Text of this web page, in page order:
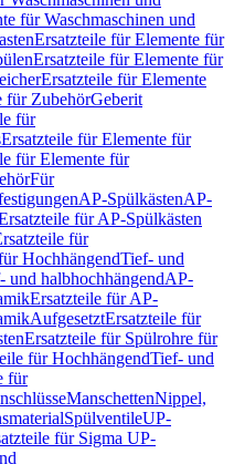
für Waschmaschinen und
Ersatzteile für Elemente für
Ersatzteile für Elemente für
Ersatzteile für Elemente
für ZubehörGeberit
für
Ersatzteile für Elemente für
für Elemente für
Für
AP-SpülkästenAP-
für AP-Spülkästen
für
HochhängendTief- und
und halbhochhängendAP-
Ersatzteile für AP-
AufgesetztErsatzteile für
Ersatzteile für Spülrohre für
für HochhängendTief- und
für
ManschettenNippel,
SpülventileUP-
für Sigma UP-